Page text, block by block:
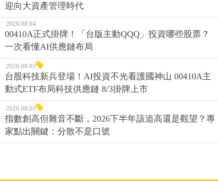
迎向大資產管理時代
2026.08.04
00410A正式掛牌！「台版主動QQQ」投資哪些股票？
一次看懂AI供應鏈布局
2026.08.03
台股科技新兵登場！AI投資不光看護國神山 00410A主
動式ETF布局科技供應鏈 8/3掛牌上市
2026.08.03
指數創高但雜音不斷，2026下半年該追高還是觀望？專
家點出關鍵：分散不是口號